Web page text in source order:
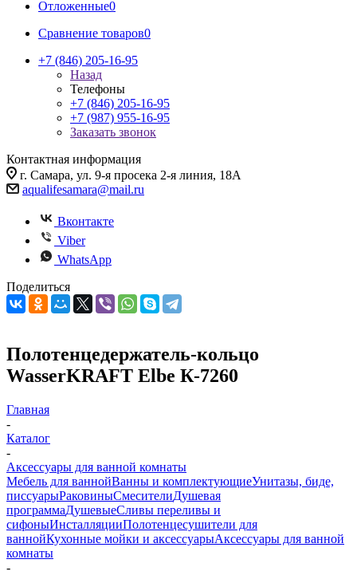
Отложенные0
Сравнение товаров0
+7 (846) 205-16-95
Назад
Телефоны
+7 (846) 205-16-95
+7 (987) 955-16-95
Заказать звонок
Контактная информация
г. Самара, ул. 9-я просека 2-я линия, 18А
aqualifesamara@mail.ru
Вконтакте
Viber
WhatsApp
Поделиться
Полотенцедержатель-кольцо
WasserKRAFT Elbe К-7260
Главная
-
Каталог
-
Аксессуары для ванной комнаты
Мебель для ваннойВанны и комплектующиеУнитазы, биде,
писсуарыРаковиныСмесителиДушевая
программаДушевыеСливы переливы и
сифоныИнсталляцииПолотенцесушители для
ваннойКухонные мойки и аксессуарыАксессуары для ванной
комнаты
-